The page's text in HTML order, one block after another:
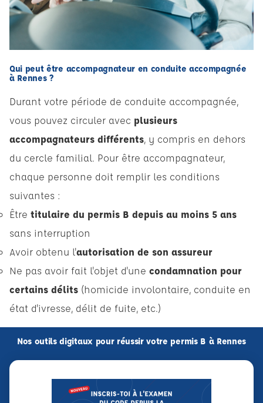
Qui peut être accompagnateur en conduite accompagnée
à Rennes ?
Durant votre période de conduite accompagnée,
vous pouvez circuler avec plusieurs
accompagnateurs différents, y compris en dehors
du cercle familial. Pour être accompagnateur,
chaque personne doit remplir les conditions
suivantes :
Être titulaire du permis B depuis au moins 5 ans
sans interruption
Avoir obtenu l'autorisation de son assureur
Ne pas avoir fait l'objet d'une condamnation pour
certains délits (homicide involontaire, conduite en
état d'ivresse, délit de fuite, etc.)
Nos outils digitaux pour réussir votre permis B à Rennes